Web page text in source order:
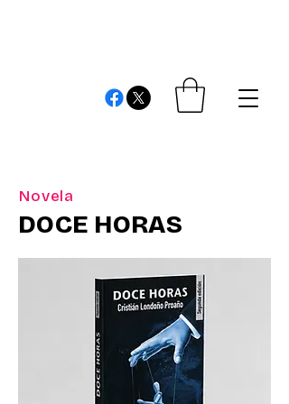
Novela
DOCE HORAS